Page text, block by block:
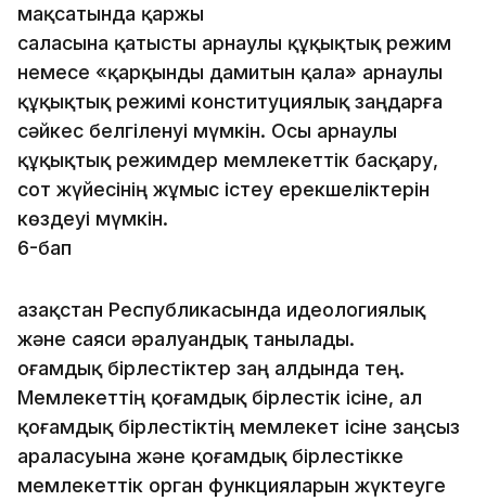
мақсатында қаржы
сала­сына қатысты арнаулы құқықтық режим
немесе «қар­қынды дамитын қала» арнаулы
құқықтық режимі консти­туциялық заңдарға
сәйкес белгіленуі мүмкін. Осы арнаулы
құқықтық режимдер мемлекеттік басқару,
сот жүйесінің жұмыс істеу ерекшеліктерін
көздеуі мүмкін.
6-бап
Қазақстан Республикасында идеологиялық
және саяси әралуандық танылады.
Қоғамдық бірлестіктер заң алдында тең.
Мемлекеттің қоғамдық бірлестік ісіне, ал
қоғамдық бірлестіктің мемлекет ісіне заңсыз
араласуына және қоғамдық бірлестікке
мемлекеттік орган функцияларын жүктеуге